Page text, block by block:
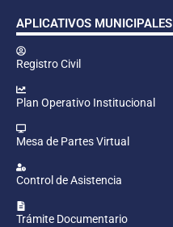
APLICATIVOS MUNICIPALES
Registro Civil
Plan Operativo Institucional
Mesa de Partes Virtual
Control de Asistencia
Trámite Documentario